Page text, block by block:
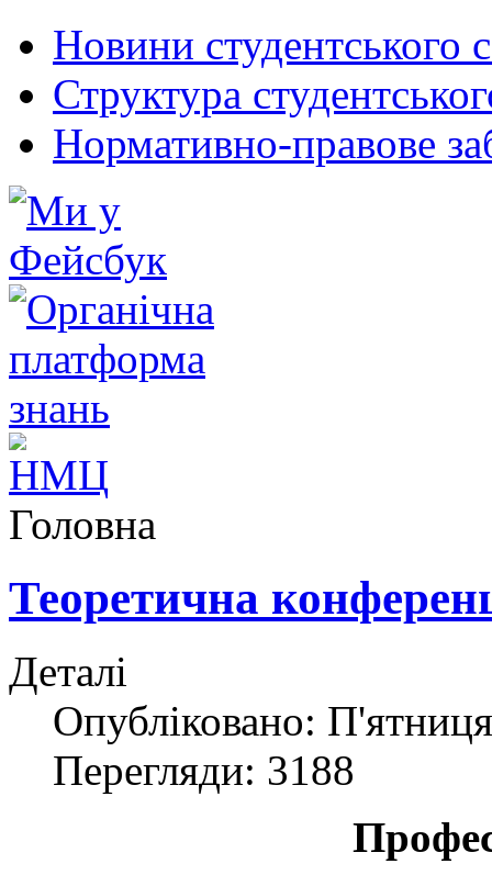
Новини студентського
Структура
Нормативно-правове
Головна
Теоретична
Деталі
Опубліковано:
Перегляди: 3188